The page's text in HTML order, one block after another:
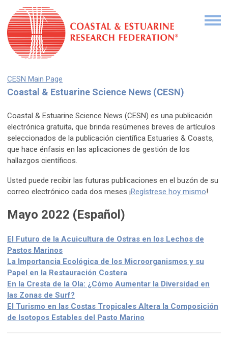
CESN Main Page
Coastal & Estuarine Science News (CESN)
Coastal & Estuarine Science News (CESN) es una publicación
electrónica gratuita, que brinda resúmenes breves de artículos
seleccionados de la publicación científica Estuaries & Coasts,
que hace énfasis en las aplicaciones de gestión de los
hallazgos científicos.
Usted puede recibir las futuras publicaciones en el buzón de su
correo electrónico cada dos meses ¡Regístrese hoy mismo!
Mayo 2022 (Español)
El Futuro de la Acuicultura de Ostras en los Lechos de
Pastos Marinos
La Importancia Ecológica de los Microorganismos y su
Papel en la Restauración Costera
En la Cresta de la Ola: ¿Cómo Aumentar la Diversidad en
las Zonas de Surf?
El Turismo en las Costas Tropicales Altera la Composición
de Isotopos Estables del Pasto Marino